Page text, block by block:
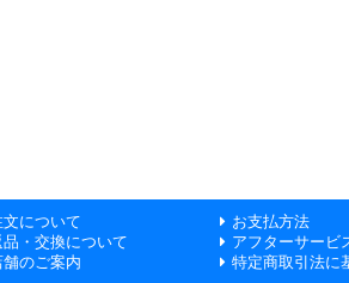
文について
お支払方法
品・交換について
アフターサービ
舗のご案内
特定商取引法に